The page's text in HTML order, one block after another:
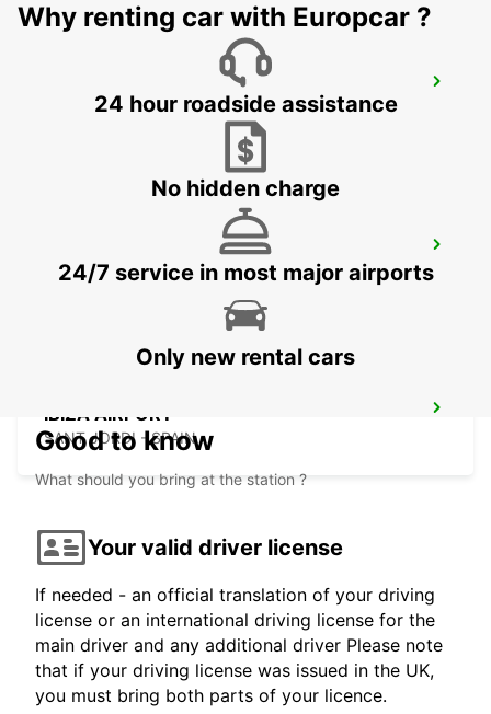
MENORCA CALA'N BOSCH
CIUDADELA - SPAIN
MENORCA PORT CIUTADELLA
CIUDADELA - SPAIN
IBIZA AIRPORT
SANT JORDI - SPAIN
Why renting car with Europcar ?
24 hour roadside assistance
No hidden charge
24/7 service in most major airports
Only new rental cars
Good to know
What should you bring at the station ?
Your valid driver license
If needed - an official translation of your driving
license or an international driving license for the
main driver and any additional driver Please note
that if your driving license was issued in the UK,
you must bring both parts of your licence.